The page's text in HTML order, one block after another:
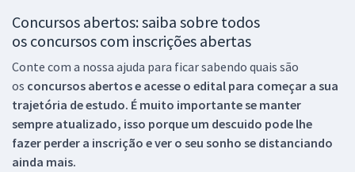
Concursos abertos: saiba sobre todos
os concursos com inscrições abertas
Conte com a nossa ajuda para ficar sabendo quais são
os concursos abertos e acesse o edital para começar a sua
trajetória de estudo. É muito importante se manter
sempre atualizado, isso porque um descuido pode lhe
fazer perder a inscrição e ver o seu sonho se distanciando
ainda mais.